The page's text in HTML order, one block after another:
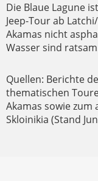
Die Blaue Lagune
Jeep-Tour ab
Akamas nicht
Wasser sind
Quellen: Berichte
thematischen
Akamas sowie
Skloinikia (Stand